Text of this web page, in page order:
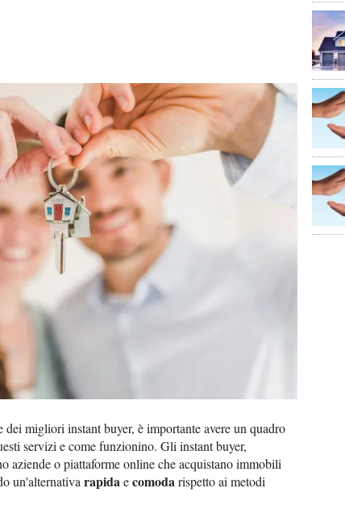
migliori instant buyer, è importante avere un quadro
servizi e come funzionino. Gli instant buyer,
aziende o piattaforme online che acquistano immobili
un'alternativarapidaecomodarispetto ai metodi